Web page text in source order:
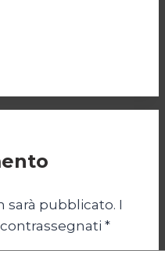
sarà pubblicato. I
*